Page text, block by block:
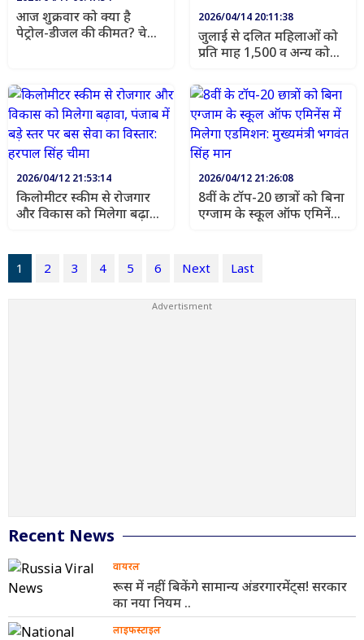
आज शुक्रवार को क्या है
पेट्रोल-डीजल की कीमत? चेक
2026/04/14 20:11:38
जुलाई से दलित महिलाओं को
प्रति माह 1,500 व अन्य को
मान
2026/04/12 21:53:14
किलोमीटर स्कीम से रोजगार
और विकास को मिलेगा बढ़ावा,
2026/04/12 21:26:08
8वीं के टॉप-20 छात्रों को बिना
एग्जाम के स्कूल ऑफ एमिनेंस
1 2 3 4 5 6 Next Last
Recent News
वायरल
रूस में नहीं बिकेंगे सामान्य अंडरगारमेंट्स! सरकार
का नया नियम ..
लाइफस्टाइल